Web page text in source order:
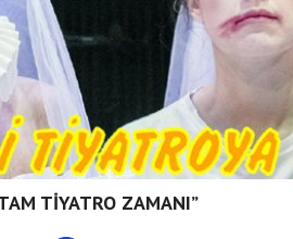
TİYATRO ZAMANI”